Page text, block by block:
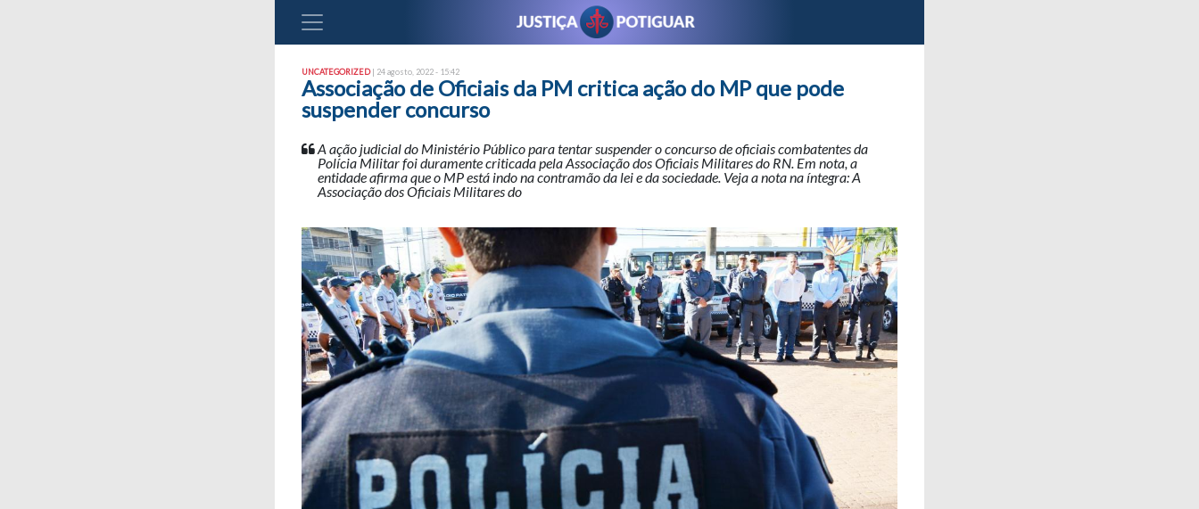
UNCATEGORIZED| 24 agosto, 2022 - 15:42
Associação de Oficiais da PM critica ação do MP que pode
suspender concurso
A ação judicial do Ministério Público para tentar suspender o concurso de oficiais combatentes da
Polícia Militar foi duramente criticada pela Associação dos Oficiais Militares do RN. Em nota, a
entidade afirma que o MP está indo na contramão da lei e da sociedade. Veja a nota na íntegra: A
Associação dos Oficiais Militares do